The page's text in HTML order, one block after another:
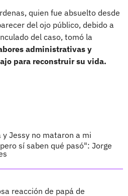
quien fue absuelto desde
del ojo público, debido a
del caso, tomó la
administrativas y
para reconstruir su vida.
y Jessy no mataron a mi
sí saben qué pasó": Jorge
reacción de papá de